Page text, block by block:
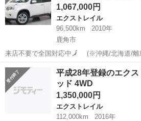
1,067,000円
エクストレイル
96,500km
2010年
鹿角市
来店不要で全国対応中🗾 (※沖縄/北海道/離
もできちゃう✨ お車の詳細こちらから↓仮審査もOK👌
https://www.otoron.jp/lists/detail?carno=036...
秋田 鹿角市 エクストレイル オト
平成28年登録のエク
ッド 4WD
1,350,000円
エクストレイル
112,000km
2016年